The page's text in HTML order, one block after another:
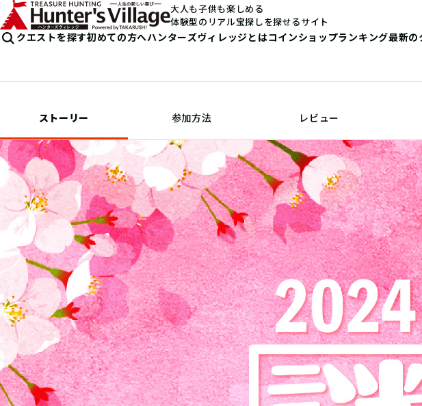
大人も子供も楽しめる
体験型のリアル宝探しを探せるサイト
クエストを探す初めての方へハンターズヴィレッジとはコインショップランキング最新の
ストーリー 参加方法 レビュー